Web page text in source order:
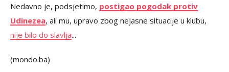
Nedavno je, podsjetimo, postigao pogodak protiv
Udinezea, ali mu, upravo zbog nejasne situacije u klubu,
nije bilo do slavlja...
(mondo.ba)